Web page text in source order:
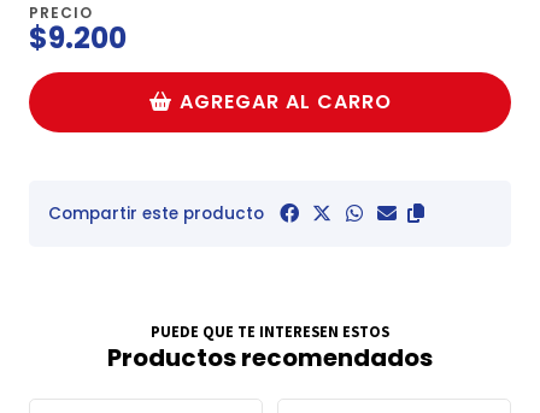
PRECIO
$9.200
AGREGAR AL CARRO
Compartir este producto
PUEDE QUE TE INTERESEN ESTOS
Productos recomendados